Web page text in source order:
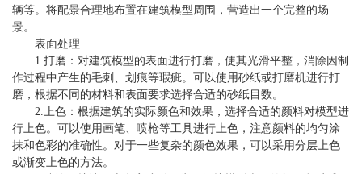
辆等。将配景合理地布置在建筑模型周围，营造出一个完整的场
景。
表面处理
1.打磨：对建筑模型的表面进行打磨，使其光滑平整，消除因制
作过程中产生的毛刺、划痕等瑕疵。可以使用砂纸或打磨机进行打
磨，根据不同的材料和表面要求选择合适的砂纸目数。
2.上色：根据建筑的实际颜色和效果，选择合适的颜料对模型进
行上色。可以使用画笔、喷枪等工具进行上色，注意颜料的均匀涂
抹和色彩的准确性。对于一些复杂的颜色效果，可以采用分层上色
或渐变上色的方法。